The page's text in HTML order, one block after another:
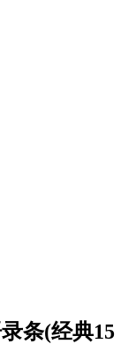
条(经典15